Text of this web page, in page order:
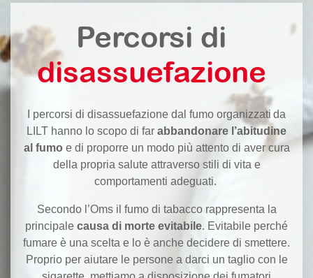
Percorsi di
disassuefazione
I percorsi di disassuefazione dal fumo organizzati da
LILT hanno lo scopo di far abbandonare l’abitudine
al fumo e di proporre un modo più attento di aver cura
della propria salute attraverso stili di vita e
comportamenti adeguati.
Secondo l’Oms il fumo di tabacco rappresenta la
principale causa di morte evitabile. Evitabile perché
fumare è una scelta e lo è anche decidere di smettere.
Proprio per aiutare le persone a darci un taglio con le